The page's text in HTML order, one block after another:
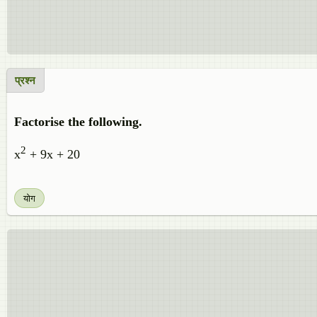
प्रश्न
Factorise the following.
x2 + 9x + 20
योग